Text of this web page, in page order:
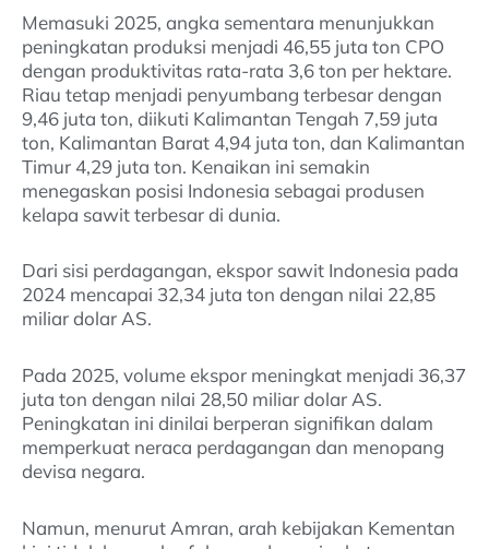
Memasuki 2025, angka sementara menunjukkan
peningkatan produksi menjadi 46,55 juta ton CPO
dengan produktivitas rata-rata 3,6 ton per hektare.
Riau tetap menjadi penyumbang terbesar dengan
9,46 juta ton, diikuti Kalimantan Tengah 7,59 juta
ton, Kalimantan Barat 4,94 juta ton, dan Kalimantan
Timur 4,29 juta ton. Kenaikan ini semakin
menegaskan posisi Indonesia sebagai produsen
kelapa sawit terbesar di dunia.
Dari sisi perdagangan, ekspor sawit Indonesia pada
2024 mencapai 32,34 juta ton dengan nilai 22,85
miliar dolar AS.
Pada 2025, volume ekspor meningkat menjadi 36,37
juta ton dengan nilai 28,50 miliar dolar AS.
Peningkatan ini dinilai berperan signifikan dalam
memperkuat neraca perdagangan dan menopang
devisa negara.
Namun, menurut Amran, arah kebijakan Kementan